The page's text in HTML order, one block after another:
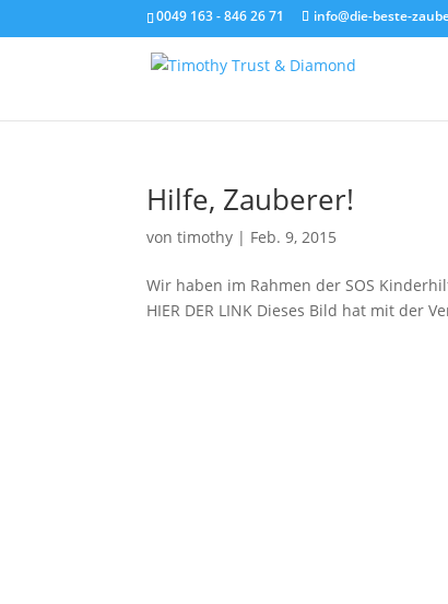
0049 163 - 846 26 71 info@die-beste-
Hilfe, Zauberer!
vontimothy | Feb. 9, 2015
Wir haben im Rahmen der SOS
HIER DER LINK Dieses Bild hat mit der